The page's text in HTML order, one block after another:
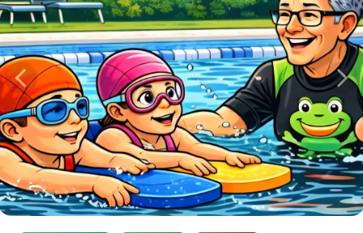
René,Apr 20
Maria,Apr 20
Mareike,Apr 20
Wie immer sehr schön
Tobias,Apr 19